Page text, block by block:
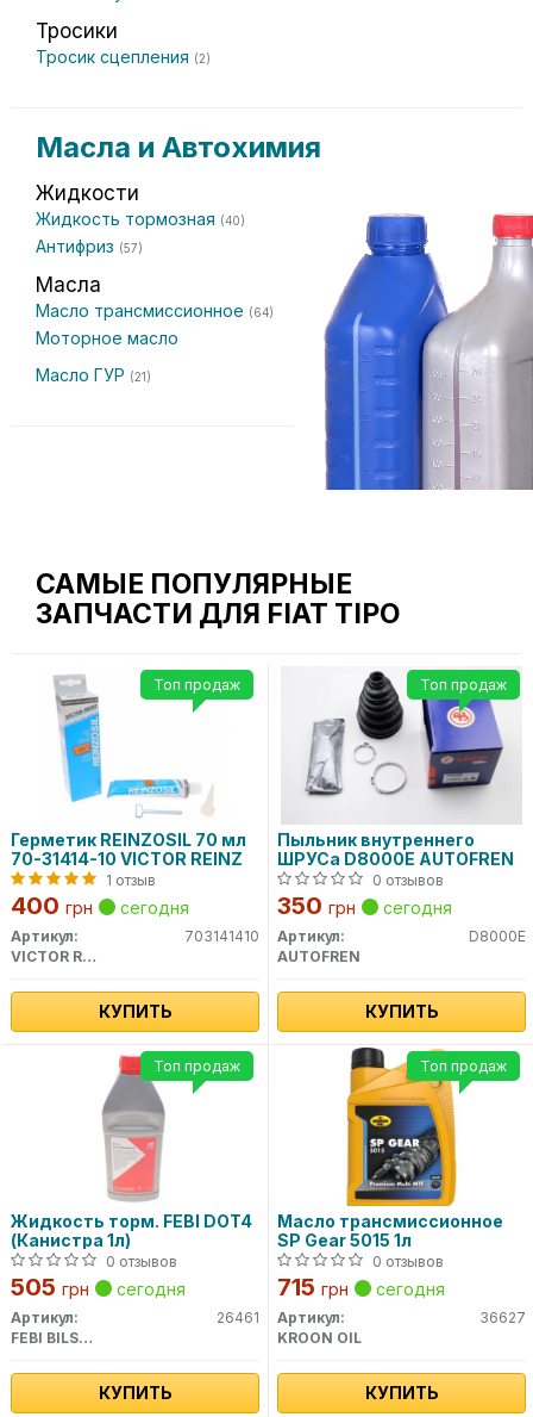
Тросики
Тросик сцепления (2)
Масла и Автохимия
Жидкости
Жидкость тормозная (40)
Антифриз (57)
Масла
Масло трансмиссионное (64)
Моторное масло
Масло ГУР (21)
САМЫЕ ПОПУЛЯРНЫЕ
ЗАПЧАСТИ ДЛЯ FIAT TIPO
Герметик REINZOSIL 70 мл
70-31414-10 VICTOR REINZ
1 отзыв
400 грн сегодня
Артикул:
703141410
VICTOR REINZ
КУПИТЬ
Топ продаж
Пыльник внутреннего
ШРУСа D8000E AUTOFREN
0 отзывов
350 грн сегодня
Артикул:
D8000E
AUTOFREN
КУПИТЬ
Топ продаж
Жидкость торм. FEBI DOT4
(Канистра 1л)
0 отзывов
505 грн сегодня
Артикул:
26461
FEBI BILSTEIN
КУПИТЬ
Топ продаж
Масло трансмиссионное
SP Gear 5015 1л
0 отзывов
715 грн сегодня
Артикул:
36627
KROON OIL
КУПИТЬ
Топ продаж